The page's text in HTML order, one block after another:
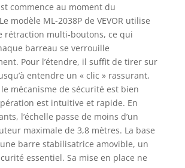
Ajustez facilement
à la hauteur
souhaitée pour
une expérience
plus conviviale.
Facile à
transporter :
Fabriquée en
alliage
d'aluminium, cette
échelle pliable est
légère et portable,
ce qui la rend
commence au moment du
modèle ML-2038P de VEVOR utilise
rétraction multi-boutons, ce qui
barreau se verrouille
Pour l’étendre, il suffit de tirer sur
entendre un « clic » rassurant,
mécanisme de sécurité est bien
est intuitive et rapide. En
l’échelle passe de moins d’un
maximale de 3,8 mètres. La base
barre stabilisatrice amovible, un
essentiel. Sa mise en place ne